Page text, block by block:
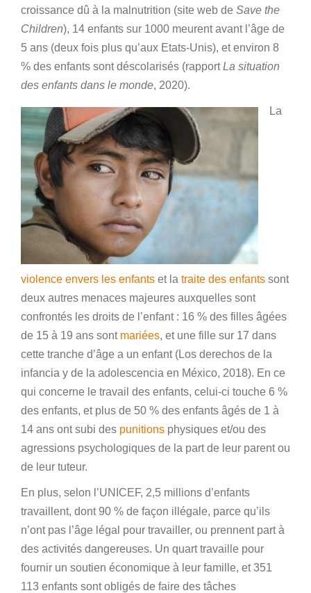
croissance dû à la malnutrition (site web de Save the
Children), 14 enfants sur 1000 meurent avant l’âge de
5 ans (deux fois plus qu’aux Etats-Unis), et environ 8
% des enfants sont déscolarisés (rapportLa situation
des enfants dans le monde, 2020).
La
violence envers les enfants et la traite des enfants sont
deux autres menaces majeures auxquelles sont
confrontés les droits de l’enfant : 16 % des filles âgées
de 15 à 19 ans sont mariées, et une fille sur 17 dans
cette tranche d’âge a un enfant (Los derechos de la
infancia y de la adolescencia en México, 2018). En ce
qui concerne le travail des enfants, celui-ci touche 6 %
des enfants, et plus de 50 % des enfants âgés de 1 à
14 ans ont subi des punitions physiques et/ou des
agressions psychologiques de la part de leur parent ou
de leur tuteur.
En plus, selon l’UNICEF, 2,5 millions d’enfants
travaillent, dont 90 % de façon illégale, parce qu’ils
n’ont pas l’âge légal pour travailler, ou prennent part à
des activités dangereuses. Un quart travaille pour
fournir un soutien économique à leur famille, et 351
113 enfants sont obligés de faire des tâches